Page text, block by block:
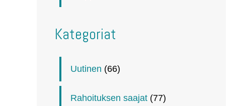
Kategoriat
Uutinen (66)
Rahoituksen saajat (77)